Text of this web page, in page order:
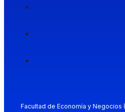
Facultad de Economía y Negocios